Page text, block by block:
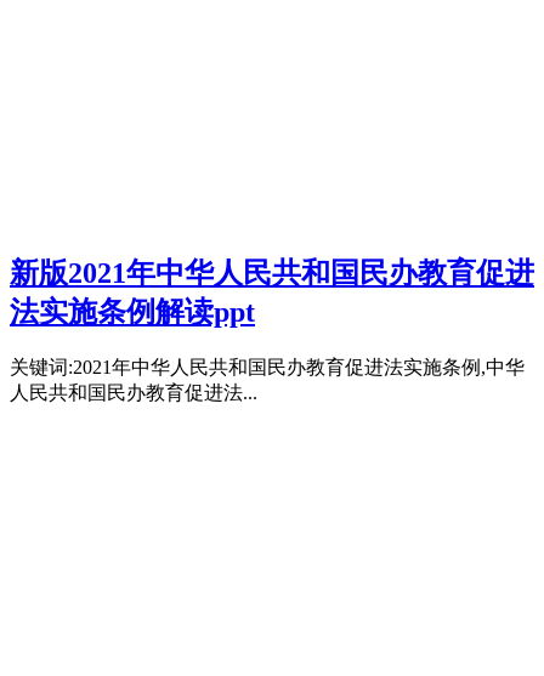
新版2021年中华人民共和国民办教育促进
法实施条例解读ppt
关键词:2021年中华人民共和国民办教育促进法实施条例,中华
人民共和国民办教育促进法...